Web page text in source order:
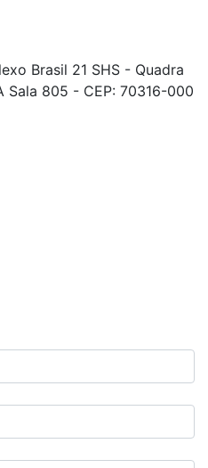
Brasil 21 SHS - Quadra
Sala 805 - CEP: 70316-000